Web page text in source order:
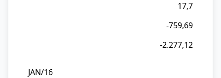
17,7
-759,69
-2.277,12
JAN/16